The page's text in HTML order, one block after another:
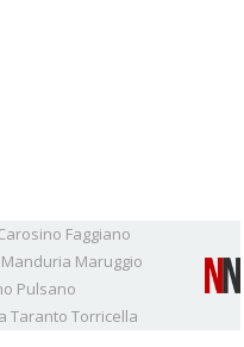
Faggiano
Manduria Maruggio
Pulsano
Taranto Torricella